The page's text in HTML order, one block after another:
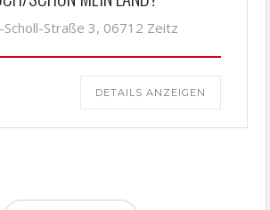
Straße 3, 06712 Zeitz
DETAILS ANZEIGEN